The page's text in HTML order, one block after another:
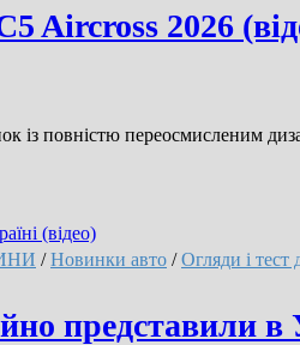
Aircross 2026
із повністю переосмисленим
/Новинки авто /Огляди і тест
представили в